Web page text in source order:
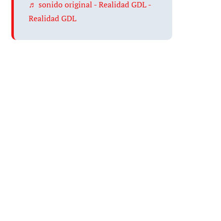
♬ sonido original - Realidad GDL -
Realidad GDL